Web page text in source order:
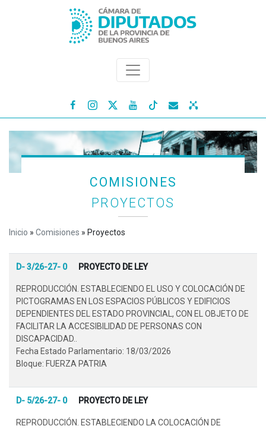
   
COMISIONES
PROYECTOS
Inicio » Comisiones » Proyectos
D- 3/26-27- 0 PROYECTO DE LEY
REPRODUCCIÓN. ESTABLECIENDO EL USO Y COLOCACIÓN DE
PICTOGRAMAS EN LOS ESPACIOS PÚBLICOS Y EDIFICIOS
DEPENDIENTES DEL ESTADO PROVINCIAL, CON EL OBJETO DE
FACILITAR LA ACCESIBILIDAD DE PERSONAS CON
DISCAPACIDAD..
Fecha Estado Parlamentario: 18/03/2026
Bloque: FUERZA PATRIA
D- 5/26-27- 0 PROYECTO DE LEY
REPRODUCCIÓN. ESTABLECIENDO LA COLOCACIÓN DE